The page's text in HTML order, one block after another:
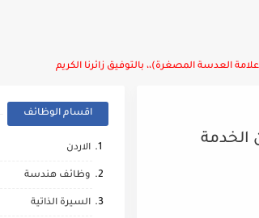
العدسة المصغرة)،، بالتوفيق زائرنا الكريم
الخدمة
اقسام الوظائف
الاردن
وظائف هندسة
السيرة الذاتية